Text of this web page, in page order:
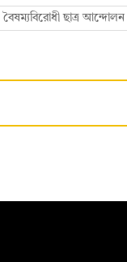
বৈষম্যবিরোধী ছাত্র আন্দোলন